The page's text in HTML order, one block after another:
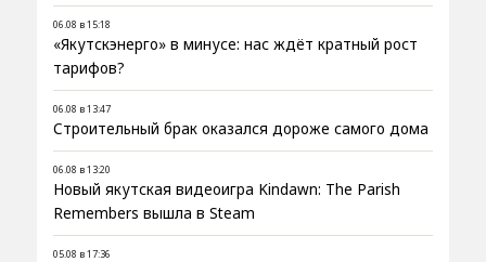
06.08 в 15:18
«Якутскэнерго» в минусе: нас ждёт кратный рост
тарифов?
06.08 в 13:47
Строительный брак оказался дороже самого дома
06.08 в 13:20
Новый якутская видеоигра Kindawn: The Parish
Remembers вышла в Steam
05.08 в 17:36